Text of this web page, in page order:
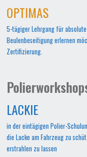
OPTIMAS
5-tägiger Lehrgang für
Beulenbeseitigung erlernen
Zertifizierung.
LACKIE
in der eintägigen Polier-
die Lacke am Fahrzeug zu
erstrahlen zu lassen